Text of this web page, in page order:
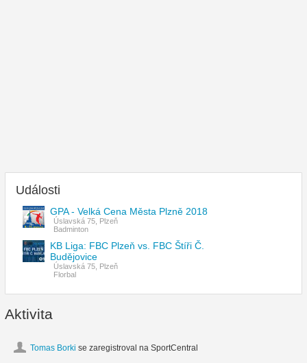
Události
GPA - Velká Cena Města Plzně 2018
Úslavská 75, Plzeň
Badminton
KB Liga: FBC Plzeň vs. FBC Štíři Č.
Budějovice
Úslavská 75, Plzeň
Florbal
Aktivita
Tomas Borki se zaregistroval na SportCentral